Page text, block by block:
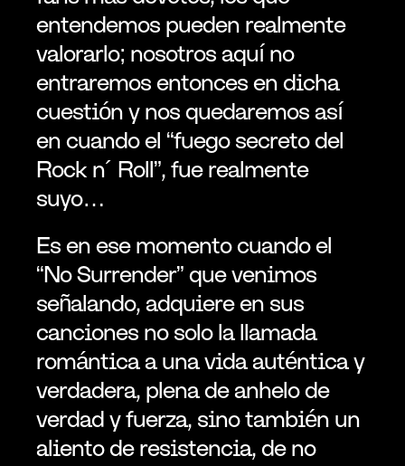
entendemos pueden realmente
valorarlo; nosotros aquí no
entraremos entonces en dicha
cuestión y nos quedaremos así
en cuando el “fuego secreto del
Rock n´ Roll”, fue realmente
suyo…
Es en ese momento cuando el
“No Surrender” que venimos
señalando, adquiere en sus
canciones no solo la llamada
romántica a una vida auténtica y
verdadera, plena de anhelo de
verdad y fuerza, sino también un
aliento de resistencia, de no